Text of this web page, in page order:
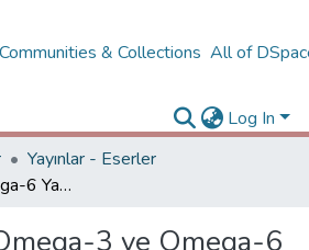
Communities & Collections All of
Log In
Yayınlar - Eserler
Omega-3 ve Omega-6 Yağ Asitlerinin Kanser İle İlişkisi
3 ve Omega-6